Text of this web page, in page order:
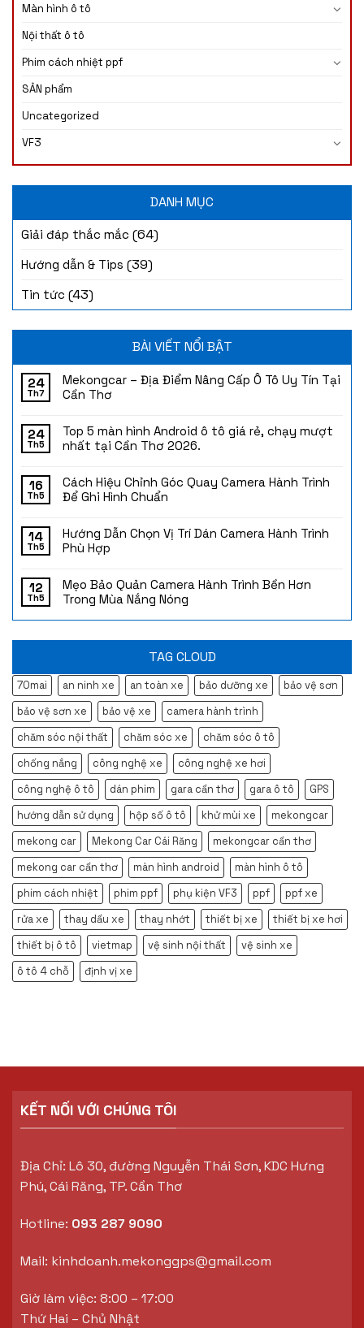
Màn hình ô tô
Nội thất ô tô
Phim cách nhiệt ppf
SẢN phẩm
Uncategorized
VF3
DANH MỤC
Giải đáp thắc mắc (64)
Hướng dẫn & Tips (39)
Tin tức (43)
BÀI VIẾT NỔI BẬT
24
Th7
Mekongcar – Địa Điểm Nâng Cấp Ô Tô Uy Tín Tại
Cần Thơ
24
Th5
Top 5 màn hình Android ô tô giá rẻ, chạy mượt
nhất tại Cần Thơ 2026.
16
Th5
Cách Hiệu Chỉnh Góc Quay Camera Hành Trình
Để Ghi Hình Chuẩn
14
Th5
Hướng Dẫn Chọn Vị Trí Dán Camera Hành Trình
Phù Hợp
12
Th5
Mẹo Bảo Quản Camera Hành Trình Bền Hơn
Trong Mùa Nắng Nóng
TAG CLOUD
70mai an ninh xe an toàn xe bảo dưỡng xe
bảo vệ sơn
bảo vệ sơn xe
bảo vệ xe
camera hành trình
chăm sóc nội thất
chăm sóc xe
chăm sóc ô tô
chống nắng
công nghệ xe
công nghệ xe hơi
công nghệ ô tô
dán phim gara cần thơ gara ô tô
GPS
hướng dẫn sử dụng
hộp số ô tô khử mùi xe
mekongcar
mekong car
Mekong Car Cái Răng
mekongcar cần thơ
mekong car cần thơ
màn hình android
màn hình ô tô
phim cách nhiệt
phim ppf phụ kiện VF3 ppf
ppf xe
rửa xe
thay dầu xe thay nhớt thiết bị xe
thiết bị xe hơi
thiết bị ô tô
vietmap vệ sinh nội thất
vệ sinh xe
ô tô 4 chỗ
định vị xe
KẾT NỐI VỚI CHÚNG TÔI
Địa Chỉ: Lô 30, đường Nguyễn Thái Sơn, KDC Hưng
Phú, Cái Răng, TP. Cần Thơ
Hotline: 093 287 9090
Mail: kinhdoanh.mekonggps@gmail.com
Giờ làm việc: 8:00 – 17:00
Thứ Hai – Chủ Nhật